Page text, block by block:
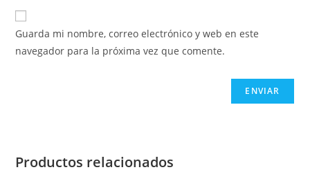
Guarda mi nombre, correo electrónico y web en este
navegador para la próxima vez que comente.
Productos relacionados